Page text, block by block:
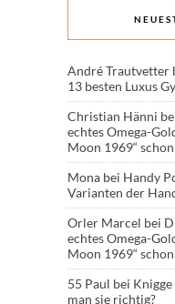
André Trautvetter
13 besten Luxus
Christian Hänni
echtes Omega-
Moon 1969“
Mona bei Handy
Varianten der
Orler Marcel bei
echtes Omega-
Moon 1969“
55 Paul bei
man sie richtig?